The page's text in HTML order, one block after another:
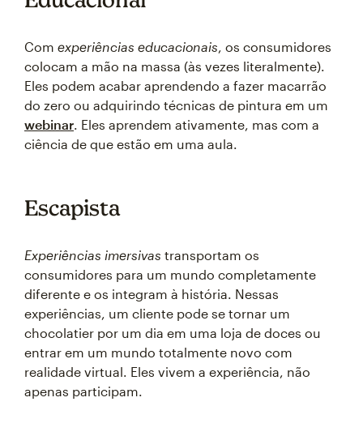
Com experiências educacionais, os consumidores
colocam a mão na massa (às vezes literalmente).
Eles podem acabar aprendendo a fazer macarrão
do zero ou adquirindo técnicas de pintura em um
webinar. Eles aprendem ativamente, mas com a
ciência de que estão em uma aula.
Escapista
Experiências imersivas transportam os
consumidores para um mundo completamente
diferente e os integram à história. Nessas
experiências, um cliente pode se tornar um
chocolatier por um dia em uma loja de doces ou
entrar em um mundo totalmente novo com
realidade virtual. Eles vivem a experiência, não
apenas participam.